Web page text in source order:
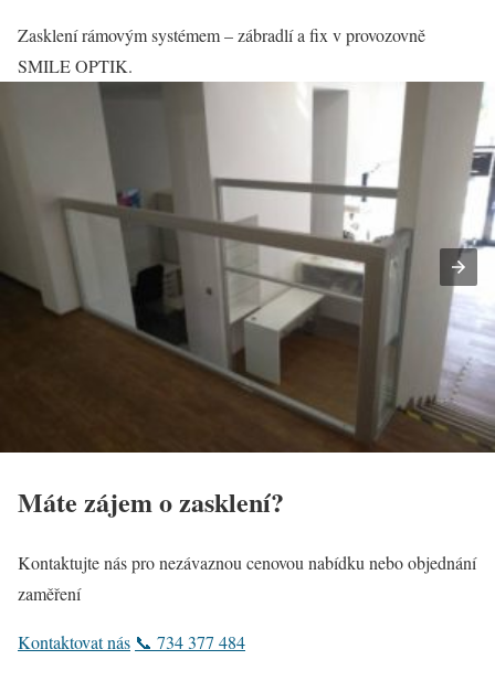
Zasklení rámovým systémem – zábradlí a fix v provozovně
SMILE OPTIK.
Máte zájem o zasklení?
Kontaktujte nás pro nezávaznou cenovou nabídku nebo objednání
zaměření
Kontaktovat nás 📞 734 377 484